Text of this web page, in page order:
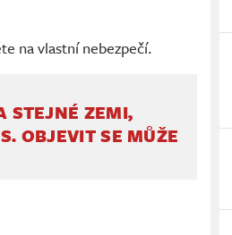
na vlastní nebezpečí.
STEJNÉ ZEMI,
OBJEVIT SE MŮŽE